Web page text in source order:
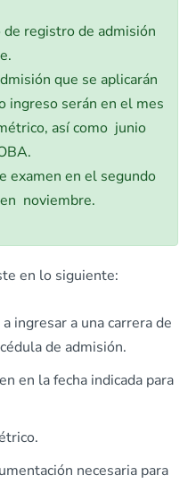
registro de admisión
que se aplicarán
ingreso serán en el mes
así como junio
examen en el segundo
noviembre.
en lo siguiente:
ingresar a una carrera de
de admisión.
en la fecha indicada para
necesaria para